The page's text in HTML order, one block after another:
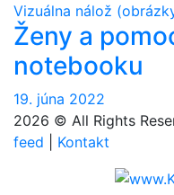
Vizuálna nálož
Ženy a
notebooku
19. júna 2022
2026 © All Rights
feed
Kontakt